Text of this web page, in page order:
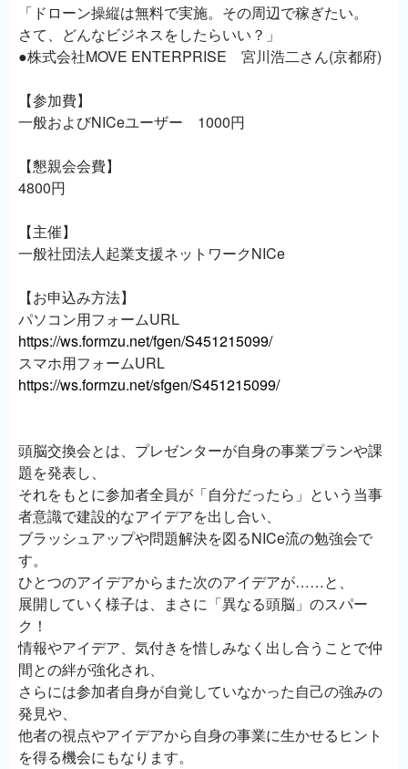
「ドローン操縦は無料で実施。その周辺で稼ぎたい。
さて、どんなビジネスをしたらいい？」
●株式会社MOVE ENTERPRISE 宮川浩二さん(京都府)
【参加費】
一般およびNICeユーザー 1000円
【懇親会会費】
4800円
【主催】
一般社団法人起業支援ネットワークNICe
【お申込み方法】
パソコン用フォームURL
https://ws.formzu.net/fgen/S451215099/
スマホ用フォームURL
https://ws.formzu.net/sfgen/S451215099/
頭脳交換会とは、プレゼンターが自身の事業プランや課
題を発表し、
それをもとに参加者全員が「自分だったら」という当事
者意識で建設的なアイデアを出し合い、
ブラッシュアップや問題解決を図るNICe流の勉強会で
す。
ひとつのアイデアからまた次のアイデアが……と、
展開していく様子は、まさに「異なる頭脳」のスパー
ク！
情報やアイデア、気付きを惜しみなく出し合うことで仲
間との絆が強化され、
さらには参加者自身が自覚していなかった自己の強みの
発見や、
他者の視点やアイデアから自身の事業に生かせるヒント
を得る機会にもなります。